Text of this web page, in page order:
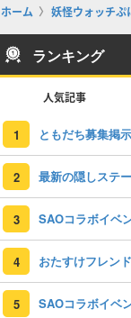
ホーム 妖怪ウォッチ
ランキング
人気記事
1 ともだち募集掲
2 最新の隠しステ
3 SAOコラボイベ
4 おたすけフレン
5